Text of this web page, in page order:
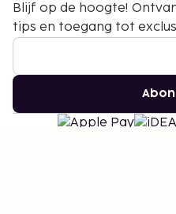
Blijf op de hoogte!
tips en toegang tot